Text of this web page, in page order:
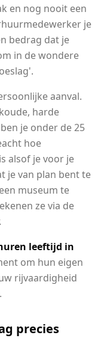
en nog nooit een
je
bedrag dat je
in de wondere
aanval.
harde
je onder de 25
hoe
alsof je voor je
je van plan bent te
museum te
ze via de
leeftijd in
om hun eigen
rijvaardigheid
precies